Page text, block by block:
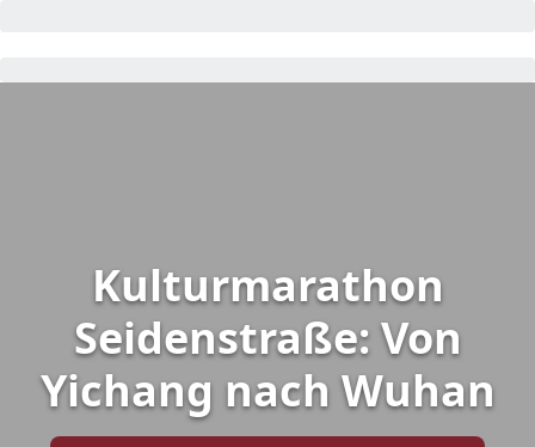
Kulturmarathon
Seidenstraße: Von
Yichang nach Wuhan